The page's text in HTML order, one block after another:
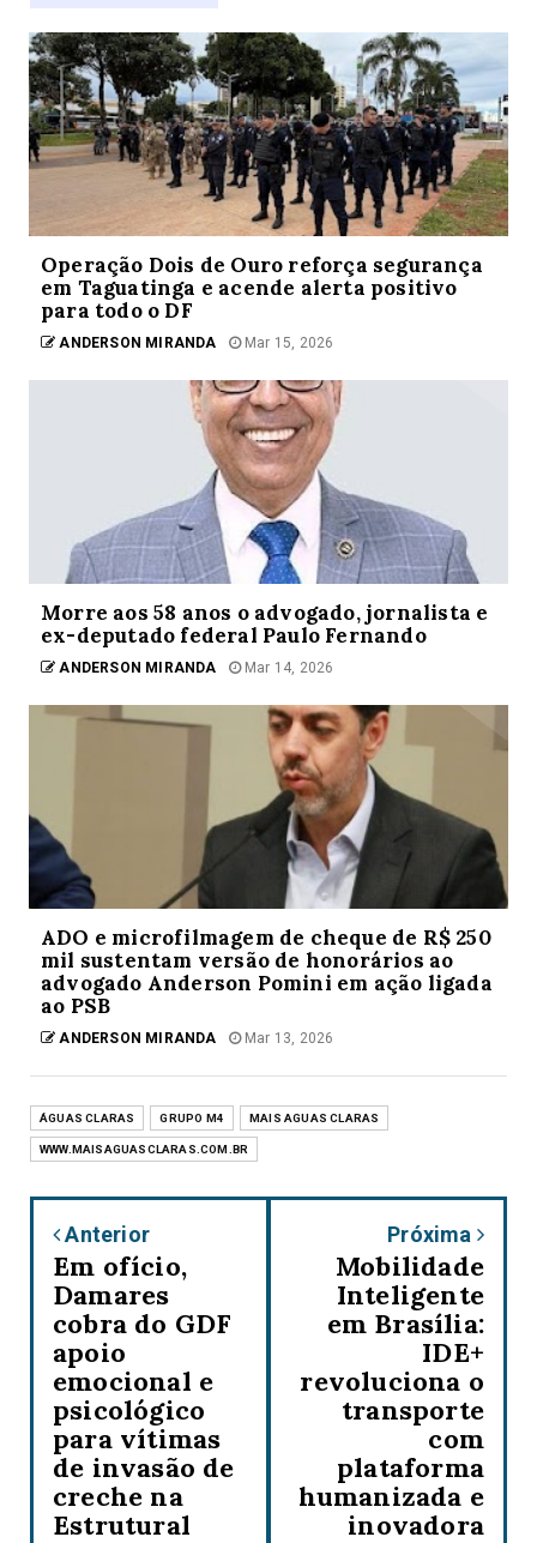
Operação Dois de Ouro reforça segurança
em Taguatinga e acende alerta positivo
para todo o DF
ANDERSON MIRANDA Mar 15, 2026
Morre aos 58 anos o advogado, jornalista e
ex-deputado federal Paulo Fernando
ANDERSON MIRANDA Mar 14, 2026
ADO e microfilmagem de cheque de R$ 250
mil sustentam versão de honorários ao
advogado Anderson Pomini em ação ligada
ao PSB
ANDERSON MIRANDA Mar 13, 2026
ÁGUAS CLARAS GRUPO M4 MAIS AGUAS CLARAS
WWW.MAISAGUASCLARAS.COM.BR
Anterior
Em ofício,
Damares
cobra do GDF
apoio
emocional e
psicológico
para vítimas
de invasão de
creche na
Estrutural
Próxima
Mobilidade
Inteligente
em Brasília:
IDE+
revoluciona o
transporte
com
plataforma
humanizada e
inovadora